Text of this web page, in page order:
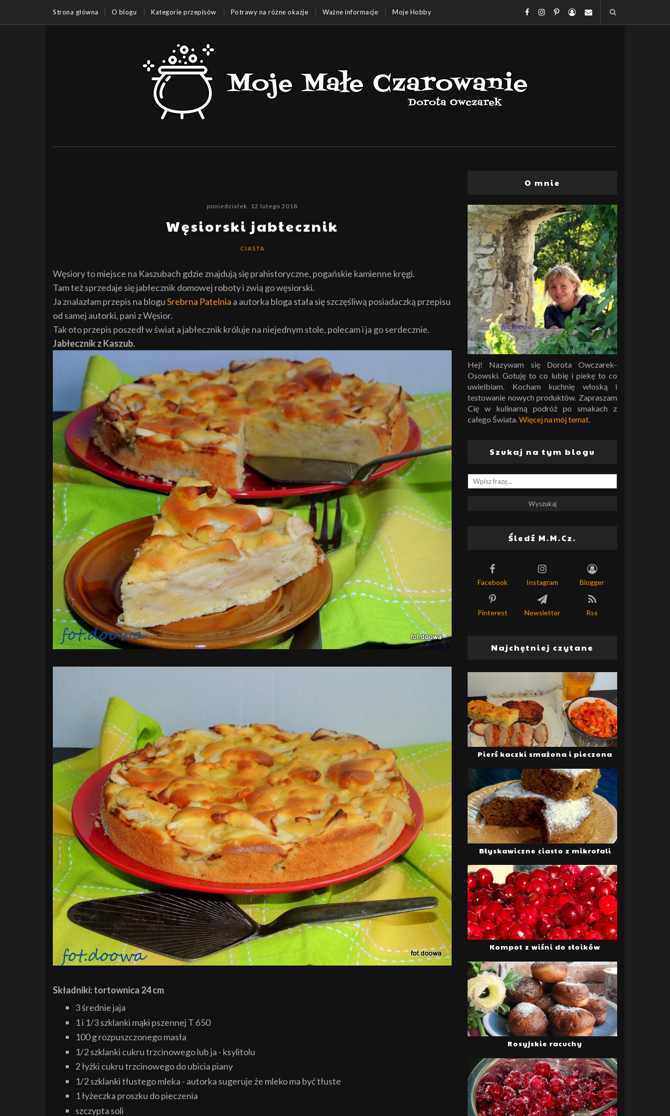
Strona główna O blogu Kategorie przepisów Potrawy na różne okazje Ważne informacje Moje Hobby
poniedziałek, 12 lutego 2018
Węsiorski jabłecznik
CIASTA
Węsiory to miejsce na Kaszubach gdzie znajdują się prahistoryczne, pogańskie kamienne kręgi.
Tam też sprzedaje się jabłecznik domowej roboty i zwią go węsiorski.
Ja znalazłam przepis na bloguSrebrna Patelnia a autorka bloga stała się szczęśliwą posiadaczką przepisu
od samej autorki, pani z Węsior.
Tak oto przepis poszedł w świat a jabłecznik króluje na niejednym stole, polecam i ja go serdecznie.
Jabłecznik z Kaszub.
Składniki: tortownica 24 cm
3 średnie jaja
1 i 1/3 szklanki mąki pszennej T 650
100 g rozpuszczonego masła
1/2 szklanki cukru trzcinowego lub ja - ksylitolu
2 łyżki cukru trzcinowego do ubicia piany
1/2 szklanki tłustego mleka - autorka sugeruje że mleko ma być tłuste
1 łyżeczka proszku do pieczenia
szczypta soli
O mnie
Hej! Nazywam się Dorota Owczarek-
Osowski. Gotuję to co lubię i piekę to co
uwielbiam. Kocham kuchnię włoską i
testowanie nowych produktów. Zapraszam
Cię w kulinarną podróż po smakach z
całego Świata.Więcej na mój temat.
Szukaj na tym blogu
Śledź M.M.Cz.
Facebook Instagram Blogger
Pinterest Newsletter Rss
Najchętniej czytane
Pierś kaczki smażona i pieczona
Błyskawiczne ciasto z mikrofali
Kompot z wiśni do słoików
Rosyjskie racuchy